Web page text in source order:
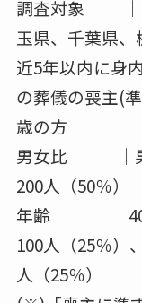
壇の代わりに、
テンに、遺影
似祭壇